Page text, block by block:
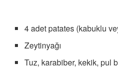
4 adet patates (kabuklu
Zeytinyağı
Tuz, karabiber, kekik, pul